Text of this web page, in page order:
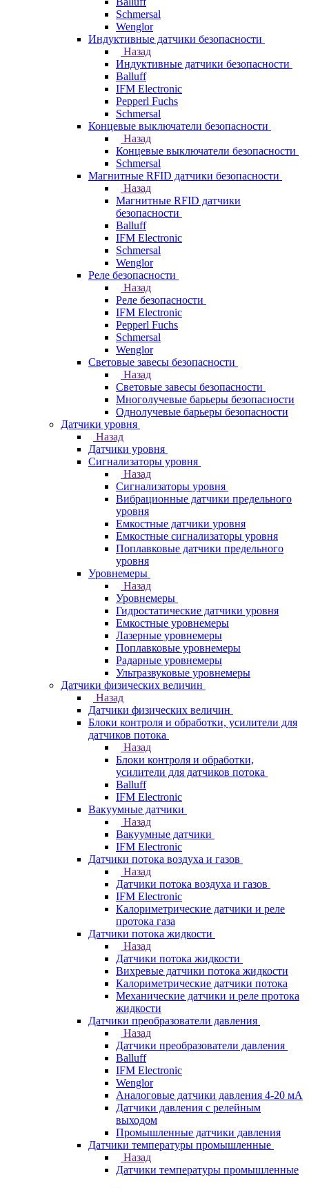
Schmersal
Wenglor
Индуктивные датчики безопасности
Назад
Индуктивные датчики безопасности
Balluff
IFM Electronic
Pepperl Fuchs
Schmersal
Концевые выключатели безопасности
Назад
Концевые выключатели безопасности
Schmersal
Магнитные RFID датчики безопасности
Назад
Магнитные RFID датчики
безопасности
Balluff
IFM Electronic
Schmersal
Wenglor
Реле безопасности
Назад
Реле безопасности
IFM Electronic
Pepperl Fuchs
Schmersal
Wenglor
Световые завесы безопасности
Назад
Световые завесы безопасности
Многолучевые барьеры безопасности
Однолучевые барьеры безопасности
Датчики уровня
Назад
Датчики уровня
Сигнализаторы уровня
Назад
Сигнализаторы уровня
Вибрационные датчики предельного
уровня
Емкостные датчики уровня
Емкостные сигнализаторы уровня
Поплавковые датчики предельного
уровня
Уровнемеры
Назад
Уровнемеры
Гидростатические датчики уровня
Емкостные уровнемеры
Лазерные уровнемеры
Поплавковые уровнемеры
Радарные уровнемеры
Ультразвуковые уровнемеры
Датчики физических величин
Назад
Датчики физических величин
Блоки контроля и обработки, усилители для
датчиков потока
Назад
Блоки контроля и обработки,
усилители для датчиков потока
Balluff
IFM Electronic
Вакуумные датчики
Назад
Вакуумные датчики
IFM Electronic
Датчики потока воздуха и газов
Назад
Датчики потока воздуха и газов
IFM Electronic
Калориметрические датчики и реле
протока газа
Датчики потока жидкости
Назад
Датчики потока жидкости
Вихревые датчики потока жидкости
Калориметрические датчики потока
Механические датчики и реле протока
жидкости
Датчики преобразователи давления
Назад
Датчики преобразователи давления
Balluff
IFM Electronic
Wenglor
Аналоговые датчики давления 4-20 мА
Датчики давления с релейным
выходом
Промышленные датчики давления
Датчики температуры промышленные
Назад
Датчики температуры промышленные